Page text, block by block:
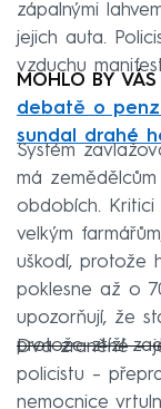
zápalnými
jejich auta.
vzduchu
MOHLO BY VÁS
debatě o
sundal drahé
Systém
má
obdobích.
velkým
uškodí, protože
poklesne až o
upozorňují, že
protože ztíží
Dva zraněné –
policistu –
nemocnice